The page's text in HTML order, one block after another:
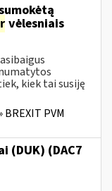
vėlesniais
kiek tai susiję
BREXIT PVM
(DUK) (DAC7